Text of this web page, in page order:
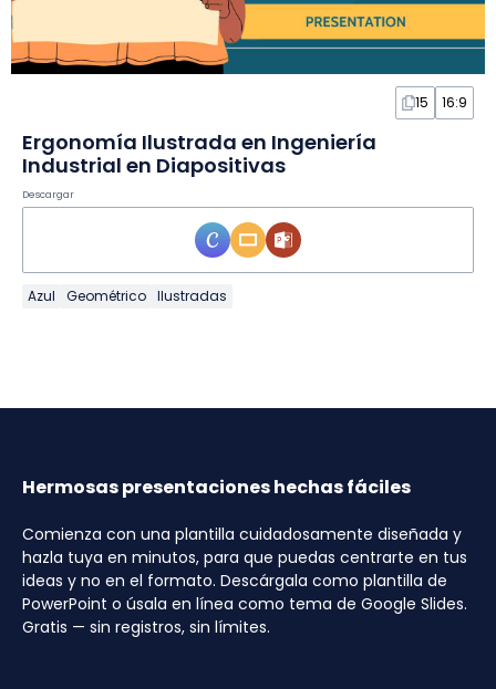
15 16:9
Ergonomía Ilustrada en Ingeniería
Industrial en Diapositivas
Descargar
Azul Geométrico Ilustradas
Hermosas presentaciones hechas fáciles
Comienza con una plantilla cuidadosamente diseñada y
hazla tuya en minutos, para que puedas centrarte en tus
ideas y no en el formato. Descárgala como plantilla de
PowerPoint o úsala en línea como tema de Google Slides.
Gratis — sin registros, sin límites.